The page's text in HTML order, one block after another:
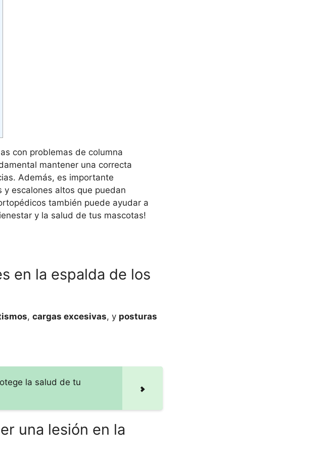
con problemas de columna
mantener una correcta
Además, es importante
escalones altos que puedan
también puede ayudar a
y la salud de tus mascotas!
en la espalda de los
, cargas excesivas, y posturas
la salud de tu
una lesión en la